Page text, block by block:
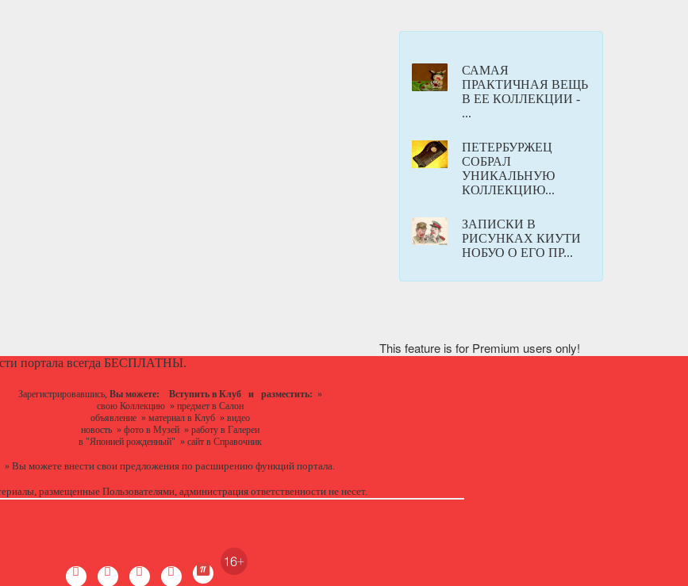
САМАЯ
ПРАКТИЧНАЯ ВЕЩЬ
В ЕЕ КОЛЛЕКЦИИ -
...
ПЕТЕРБУРЖЕЦ
СОБРАЛ
УНИКАЛЬНУЮ
КОЛЛЕКЦИЮ...
ЗАПИСКИ В
РИСУНКАХ КИУТИ
НОБУО О ЕГО ПР...
This feature is for Premium users only!
портала всегда БЕСПЛАТНЫ.
Зарегистрировавшись, Вы можете: Вступить в Клуб и разместить: »
свою Коллекцию» предмет в Салон
объявление» материал в Клуб» видео
новость» фото в Музей» работу в Галереи
в "Японией рожденный" » сайт в Справочник
» Вы можете внести свои предложения по расширению функций портала.
размещенные Пользователями, администрация ответственности не несет.